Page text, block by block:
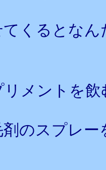
くるとな
メントを
剤のスプレ